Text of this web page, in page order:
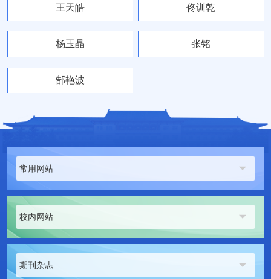
王天皓 佟训乾
杨玉晶 张铭
郜艳波
常用网站
校内网站
期刊杂志